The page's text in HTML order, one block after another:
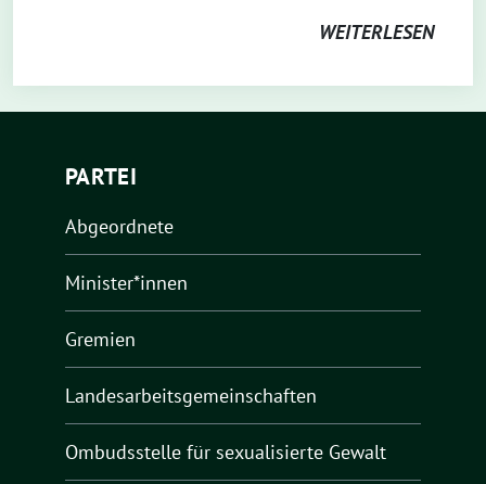
WEITERLESEN
PARTEI
Abgeordnete
Minister*innen
Gremien
Landesarbeitsgemeinschaften
Ombudsstelle für sexualisierte Gewalt